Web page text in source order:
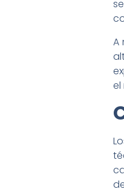
A
el